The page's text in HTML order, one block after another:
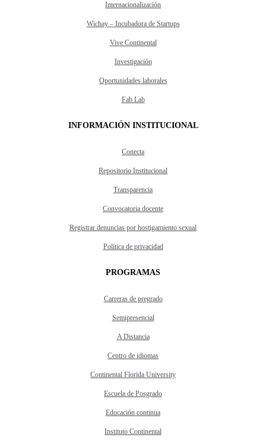
Internacionalización
Wichay – Incubadora de Startups
Vive Continental
Investigación
Oportunidades laborales
Fab Lab
INFORMACIÓN INSTITUCIONAL
Conecta
Repositorio Institucional
Transparencia
Convocatoria docente
Registrar denuncias por hostigamiento sexual
Política de privacidad
PROGRAMAS
Carreras de pregrado
Semipresencial
A Distancia
Centro de idiomas
Continental Florida University
Escuela de Posgrado
Educación continua
Instituto Continental